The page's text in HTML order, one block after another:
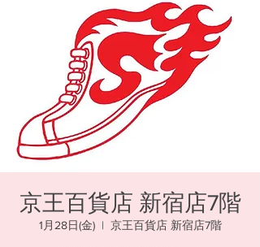
京王百貨店 新宿店7階
1月28日(金)
  |
京王百貨店 新宿店7階